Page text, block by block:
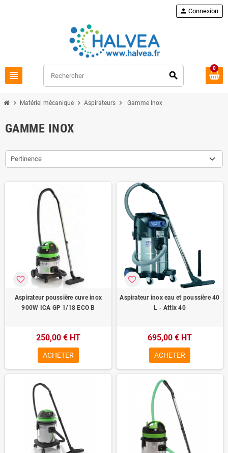
view_headline search
person Connexion
0
chevron_right Matériel mécanique chevron_right Aspirateurs chevron_right Gamme Inox
GAMME INOX
Pertinence
Aspirateur poussière cuve inox
900W ICA GP 1/18 ECO B
favorite_border
250,00 € HT
ACHETER
Aspirateur inox eau et poussière 40
L - Attix 40
favorite_border
695,00 € HT
ACHETER